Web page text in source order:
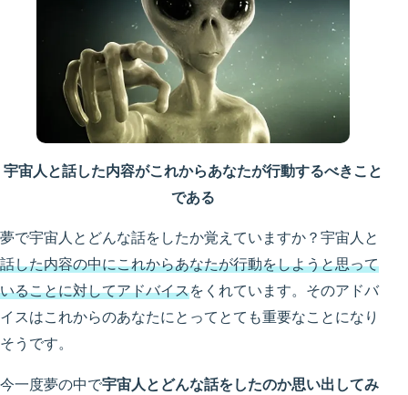
宇宙人と話した内容がこれからあなたが行動するべきこと
である
夢で宇宙人とどんな話をしたか覚えていますか？宇宙人と
話した内容の中にこれからあなたが行動をしようと思って
いることに対してアドバイスをくれています。そのアドバ
イスはこれからのあなたにとってとても重要なことになり
そうです。
今一度夢の中で宇宙人とどんな話をしたのか思い出してみ